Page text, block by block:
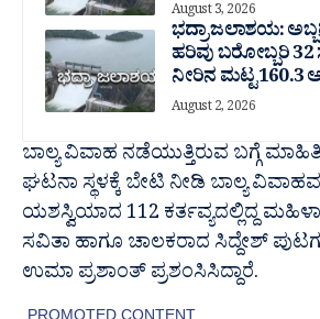
August 3, 2026
ಭದ್ರಾ ಜಲಾಶಯ:
ಹರಿವು ಬರೋಬ್ಬರಿ 32
ನೀರಿನ ಮಟ್ಟ 160.3
August 2, 2026
ಬಾಲ್ಯ ವಿವಾಹ ನಡೆಯುತ್ತಿರುವ ಬಗ್ಗೆ
ಘಟನಾ ಸ್ಥಳಕ್ಕೆ ಬೇಟಿ ನೀಡಿ ಬಾಲ್ಯ
ಯಶಸ್ವಿಯಾದ 112 ಕರ್ತವ್ಯದಲ್ಲಿದ್ದ
ಸವಿತಾ ಹಾಗೂ ಚಾಲಕರಾದ ಸಿದ್ದೇಶ್
ಉಮಾ ಪ್ರಶಾಂತ್ ಪ್ರಶಂಸಿಸಿದ್ದಾರೆ.